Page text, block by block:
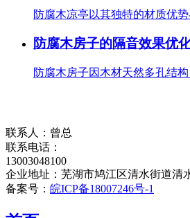
防腐木凉亭以其独特的材质优
防腐木房子的隔音效果优
防腐木房子因木材天然多孔结
联系人：曾总
联系电话：
13003048100
企业地址：芜湖市鸠江区清水街道清
备案号： 皖ICP备18007246号-1